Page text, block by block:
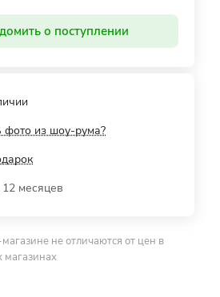
о поступлении
фото из шоу-рума?
12 месяцев
не отличаются от цен в